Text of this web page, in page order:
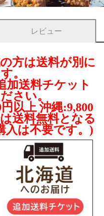
レビュー
方は送料が別に
。
加送料チケット
さい。
以上 沖縄:9,800
送料無料となる
入は不要です。)